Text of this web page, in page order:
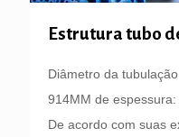
Estrutura tubo
Diâmetro da
914MM de
De acordo com suas